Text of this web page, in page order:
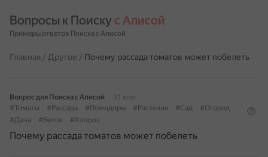
Вопросы к Поиску с Алисой
Примеры ответов Поиска с Алисой
Главная / Другое / Почему рассада томатов может побелеть
Вопрос для Поиска с Алисой
31 мая
#Томаты
#Рассада #Помидоры #Растения #Сад
#Огород
#Дача
#Белок #Хлороз
Почему рассада томатов может побелеть